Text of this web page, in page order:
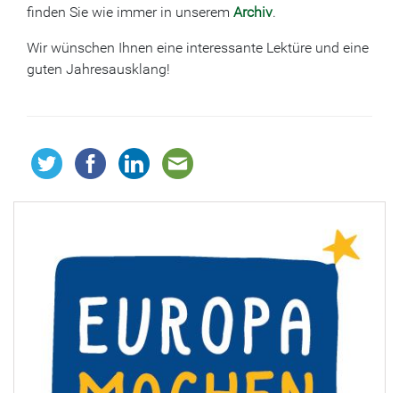
finden Sie wie immer in unserem Archiv.
Wir wünschen Ihnen eine interessante Lektüre und eine
guten Jahresausklang!